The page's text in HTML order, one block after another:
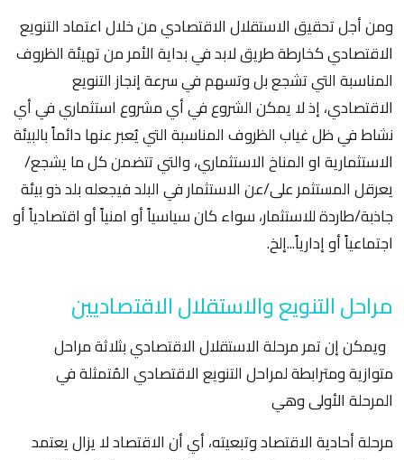
ومن أجل تحقيق الاستقلال الاقتصادي من خلال اعتماد التنويع
الاقتصادي كخارطة طريق لابد في بداية الأمر من تهيئة الظروف
المناسبة التي تشجع بل وتسهم في سرعة إنجاز التنويع
الاقتصادي، إذ لا يمكن الشروع في أي مشروع استثماري في أي
نشاط في ظل غياب الظروف المناسبة التي يُعبر عنها دائماً بالبيئة
الاستثمارية او المناخ الاستثماري، والتي تتضمن كل ما يشجع/
يعرقل المستثمر على/عن الاستثمار في البلد فيجعله بلد ذو بيئة
جاذبة/طاردة للاستثمار، سواء كان سياسياً أو امنياً أو اقتصادياً أو
اجتماعياً أو إدارياً...إلخ.
مراحل التنويع والاستقلال الاقتصاديين
ويمكن إن تمر مرحلة الاستقلال الاقتصادي بثلاثة مراحل
متوازية ومترابطة لمراحل التنويع الاقتصادي المُتمثلة في
المرحلة الأولى وهي
مرحلة أحادية الاقتصاد وتبعيته، أي أن الاقتصاد لا يزال يعتمد